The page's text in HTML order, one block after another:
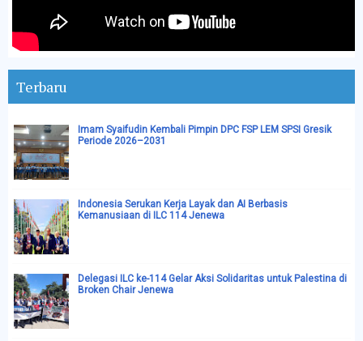
Terbaru
Imam Syaifudin Kembali Pimpin DPC FSP LEM SPSI Gresik
Periode 2026–2031
Indonesia Serukan Kerja Layak dan AI Berbasis
Kemanusiaan di ILC 114 Jenewa
Delegasi ILC ke-114 Gelar Aksi Solidaritas untuk Palestina di
Broken Chair Jenewa